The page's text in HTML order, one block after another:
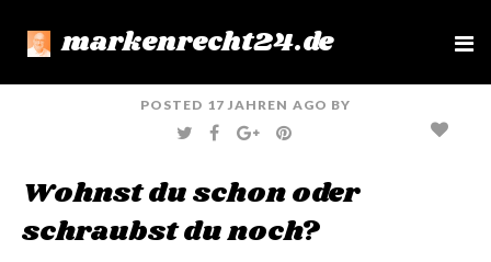
markenrecht24.de
e
POSTED 17 JAHREN AGO BY
T
W
E
F
A
O
G
O
L
E
P
I
R
T
Wohnst du schon oder
schraubst du noch?